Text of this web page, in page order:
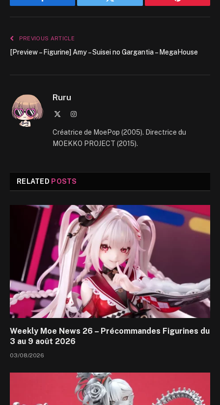
Facebook Twitter Pinterest
PREVIOUS ARTICLE
[Preview – Figurine] Amy – Suisei no Gargantia – MegaHouse
Ruru
Instagram
Créatrice de MoePop (2005). Directrice du
MOEKKO PROJECT (2015).
RELATED POSTS
Weekly Moe News 26 – Précommandes Figurines du
3 au 9 août 2026
03/08/2026